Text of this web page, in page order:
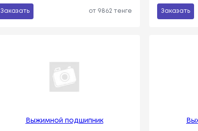
Заказать от 9862 тенге Заказать
Выжимной подшипник